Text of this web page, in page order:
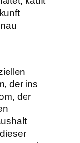
der ins
der